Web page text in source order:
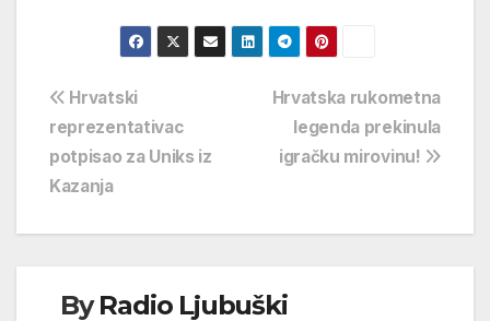
Navigacija
objava
Hrvatska rukometna
legenda prekinula
igračku mirovinu!
Hrvatski
reprezentativac
potpisao za Uniks iz
Kazanja
ByRadio Ljubuški